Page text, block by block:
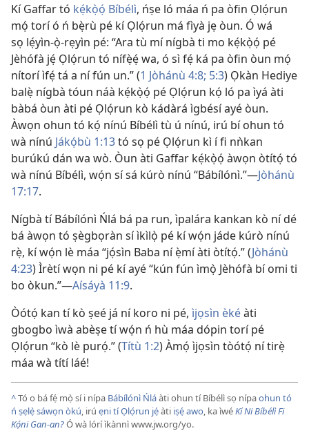
Kí Gaffar tó kẹ́kọ̀ọ́ Bíbélì, ńṣe ló máa ń pa òfin Ọlọ́run
mọ́ torí ó ń bẹ̀rù pé kí Ọlọ́run má fìyà jẹ òun. Ó wá
sọ lẹ́yìn-ọ̀-rẹyìn pé: “Ara tù mí nígbà ti mo kẹ́kọ̀ọ́ pé
Jèhófà jẹ́ Ọlọ́run tó nífẹ̀ẹ́ wa, ó sì fẹ́ ká pa òfin òun mọ́
nítorí ìfẹ́ tá a ní fún un.” (1 Jòhánù 4:8; 5:3) Ọkàn Hediye
balẹ̀ nígbà tóun náà kẹ́kọ̀ọ́ pé Ọlọ́run kọ́ ló pa ìyá àti
bàbá òun àti pé Ọlọ́run kò kádàrá ìgbésí ayé òun.
Àwọn ohun tó kọ́ nínú Bíbélì tù ú nínú, irú bí ohun tó
wà nínú Jákọ́bù 1:13tó sọ pé Ọlọ́run kì í fi nǹkan
burúkú dán wa wò. Òun àti Gaffar kẹ́kọ̀ọ́ àwọn òtítọ́ tó
wà nínú Bíbélì, wọ́n sí sá kúrò nínú “Bábílónì.”—Jòhánù
17:17.
Nígbà tí Bábílónì Ńlá bá pa run, ìpalára kankan kò ní dé
bá àwọn tó ṣègbọràn sí ìkìlọ̀ pé kí wọ́n jáde kúrò nínú
rẹ̀, kí wọ́n lè máa “jọ́sìn Baba ní ẹ̀mí àti òtítọ́.” (Jòhánù
4:23) Ìrètí wọn ni pé kí ayé “kún fún ìmọ̀ Jèhófà bí omi ti
bo òkun.”—Aísáyà 11:9.
Òótọ́ kan tí kò ṣeé já ní koro ni pé, ìjọsìn èkéàti
gbogbo ìwà abèṣe tí wọ́n ń hù máa dópin torí pé
Ọlọ́run “kò lè purọ́.” (Títù 1:2) Àmọ́ ìjọsìn tòótọ́ ní tirẹ̀
máa wà títí láé!
^Tó o bá fẹ́ mọ̀ sí i nípa Bábílónì Ńláàti ohun tí Bíbélì sọ nípaohun tó
ń ṣẹlẹ̀ sáwọn òkú, irú ẹni tí Ọlọ́run jẹ́àti iṣẹ́ awo, ka ìwéKí Ni Bíbélì Fi
Kọ́ni Gan-an?Ó wà lórí ìkànnì www.jw.org/yo.